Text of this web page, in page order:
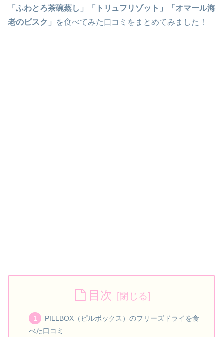
「ふわとろ茶碗蒸し」「トリュフリゾット」「オマール海
老のビスク」
を食べてみた口コミをまとめてみました！
目次
PILLBOX（ピルボックス）のフリーズドライを食
べた口コミ